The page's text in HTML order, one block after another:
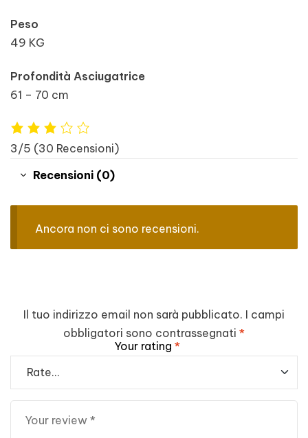
Peso
49 KG
Profondità Asciugatrice
61 – 70 cm
3/5 (30 Recensioni)
Recensioni (0)
Ancora non ci sono recensioni.
Il tuo indirizzo email non sarà pubblicato. I campi
obbligatori sono contrassegnati *
Your rating *